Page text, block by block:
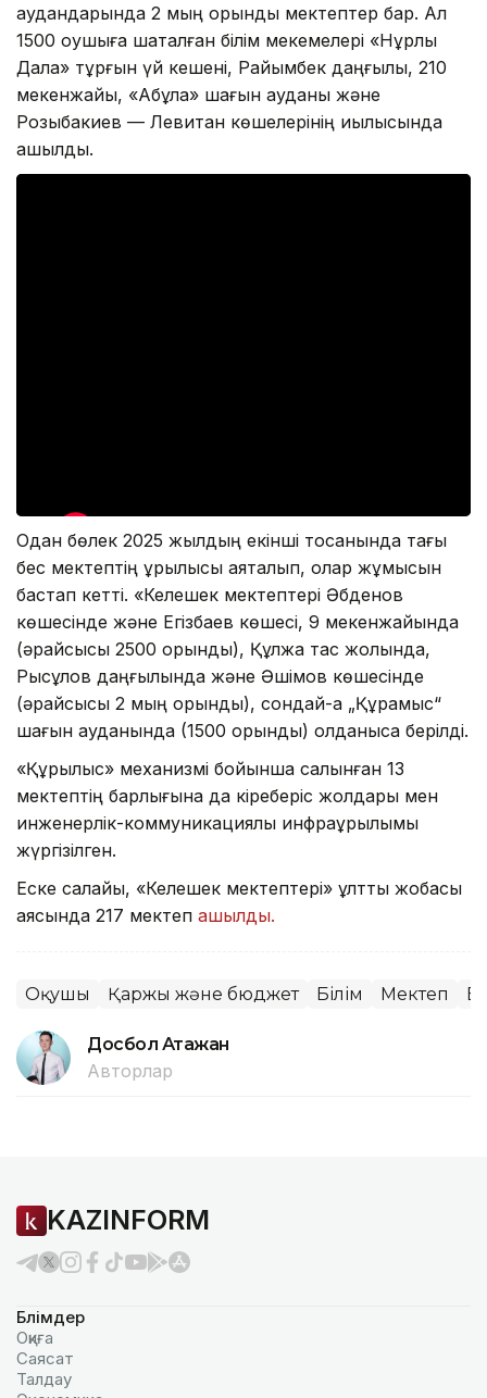
аудандарында 2 мың орындық мектептер бар. Ал
1500 оқушыға шақталған білім мекемелері «Нұрлы
Дала» тұрғын үй кешені, Райымбек даңғылы, 210
мекенжайы, «Ақбұлақ» шағын ауданы және
Розыбакиев — Левитан көшелерінің қиылысында
ашылды.
Одан бөлек 2025 жылдың екінші тоқсанында тағы
бес мектептің құрылысы аяқталып, олар жұмысын
бастап кетті. «Келешек мектептері Әбденов
көшесінде және Егізбаев көшесі, 9 мекенжайында
(әрқайсысы 2500 орындық), Құлжа тас жолында,
Рысқұлов даңғылында және Әшімов көшесінде
(әрқайсысы 2 мың орындық), сондай-ақ „Құрамыс“
шағын ауданында (1500 орындық) қолданысқа берілді.
«Құрылыс» механизмі бойынша салынған 13
мектептің барлығына да кіреберіс жолдары мен
инженерлік-коммуникациялық инфрақұрылымы
жүргізілген.
Еске салайық, «Келешек мектептері» ұлттық жобасы
аясында 217 мектеп ашылды.
Оқушы Қаржы және бюджет Білім Мектеп
Досбол Атажан
Авторлар
KAZINFORM
Бөлімдер
Оқиға
Саясат
Талдау